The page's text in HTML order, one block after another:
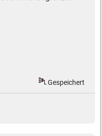
Gespeichert